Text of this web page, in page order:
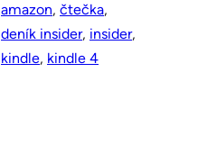
amazon, čtečka,
deník insider, insider,
kindle, kindle 4